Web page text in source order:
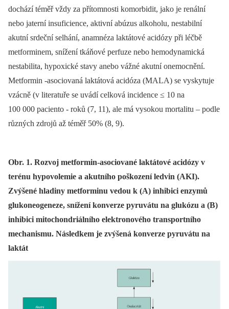
dochází téměř vždy za přítomnosti komorbidit, jako je renální
nebo jaterní insuficience, aktivní abúzus alkoholu, nestabilní
akutní srdeční selhání, anamnéza laktátové acidózy při léčbě
metforminem, snížení tkáňové perfuze nebo hemodynamická
nestabilita, hypoxické stavy anebo vážné akutní onemocnění.
Metformin -asociovaná laktátová acidóza (MALA) se vyskytuje
vzácně (v literatuře se uvádí celková incidence ≤ 10 na
100 000 paciento -⁠ roků (7, 11), ale má vysokou mortalitu –⁠ podle
různých zdrojů až téměř 50% (8, 9).
Obr. 1. Rozvoj metformin-asociované laktátové acidózy v
terénu hypovolemie a akutního poškození ledvin (AKI).
Zvýšené hladiny metforminu vedou k (A) inhibici enzymů
glukoneogeneze, snížení konverze pyruvátu na glukózu a (B)
inhibici mitochondriálního elektronového transportního
mechanismu. Následkem je zvýšená konverze pyruvátu na
laktát